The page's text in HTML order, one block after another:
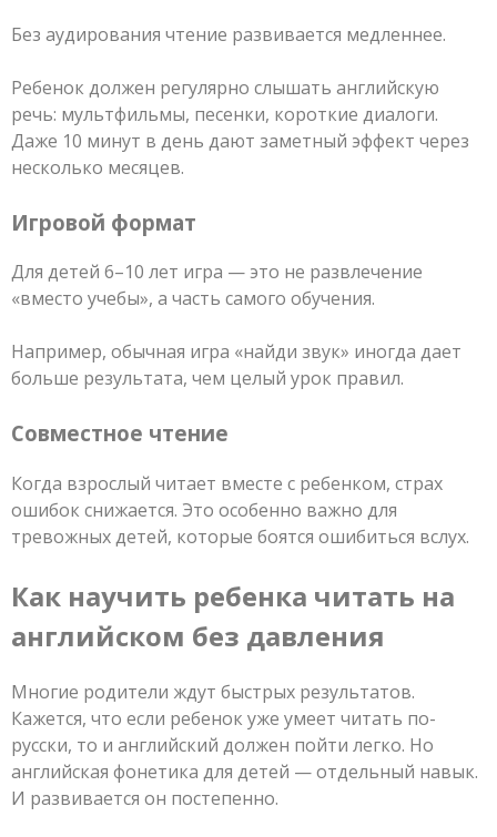
Без аудирования чтение развивается медленнее.
Ребенок должен регулярно слышать английскую
речь: мультфильмы, песенки, короткие диалоги.
Даже 10 минут в день дают заметный эффект через
несколько месяцев.
Игровой формат
Для детей 6–10 лет игра — это не развлечение
«вместо учебы», а часть самого обучения.
Например, обычная игра «найди звук» иногда дает
больше результата, чем целый урок правил.
Совместное чтение
Когда взрослый читает вместе с ребенком, страх
ошибок снижается. Это особенно важно для
тревожных детей, которые боятся ошибиться вслух.
Как научить ребенка читать на
английском без давления
Многие родители ждут быстрых результатов.
Кажется, что если ребенок уже умеет читать по-
русски, то и английский должен пойти легко. Но
английская фонетика для детей — отдельный навык.
И развивается он постепенно.